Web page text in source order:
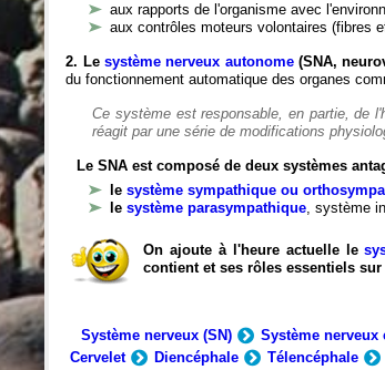
aux rapports de l'organisme avec
aux contrôles moteurs volontaires (fibres
2. Le système nerveux autonome(SNA,
du fonctionnement automatique des organes
Ce système est responsable, en partie, de
réagit par une série de modifications
Le SNA est composé de deux systèmes
lesystème sympathique ou
lesystème parasympathique, système
On ajoute à l'heure actuelle le
contient et ses rôles essentiels
Système nerveux (SN) Système nerveux
Cervelet
Diencéphale Télencéphale